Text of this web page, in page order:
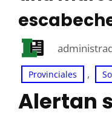
Provinciales ,
Alertan